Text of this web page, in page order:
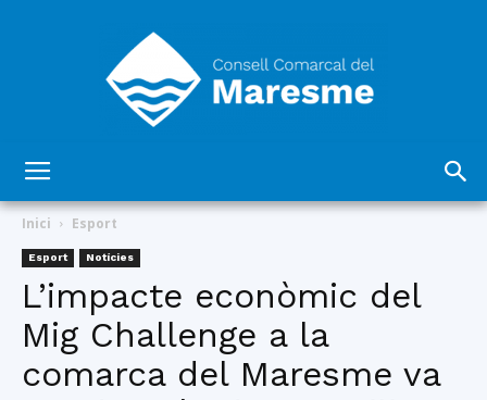
Comarcal
del
Inici Esport
Esport Notícies
L’impacte econòmic del
Mig Challenge a la
comarca del Maresme va